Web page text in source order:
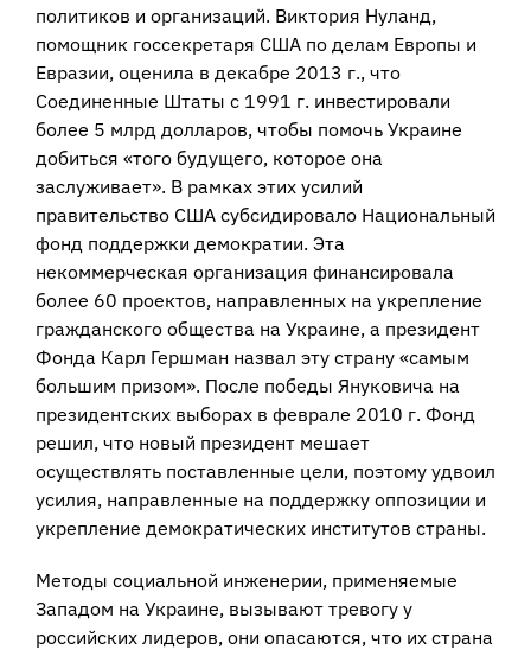
политиков и организаций. Виктория Нуланд,
помощник госсекретаря США по делам Европы и
Евразии, оценила в декабре 2013 г., что
Соединенные Штаты с 1991 г. инвестировали
более 5 млрд долларов, чтобы помочь Украине
добиться «того будущего, которое она
заслуживает». В рамках этих усилий
правительство США субсидировало Национальный
фонд поддержки демократии. Эта
некоммерческая организация финансировала
более 60 проектов, направленных на укрепление
гражданского общества на Украине, а президент
Фонда Карл Гершман назвал эту страну «самым
большим призом». После победы Януковича на
президентских выборах в феврале 2010 г. Фонд
решил, что новый президент мешает
осуществлять поставленные цели, поэтому удвоил
усилия, направленные на поддержку оппозиции и
укрепление демократических институтов страны.
Методы социальной инженерии, применяемые
Западом на Украине, вызывают тревогу у
российских лидеров, они опасаются, что их страна